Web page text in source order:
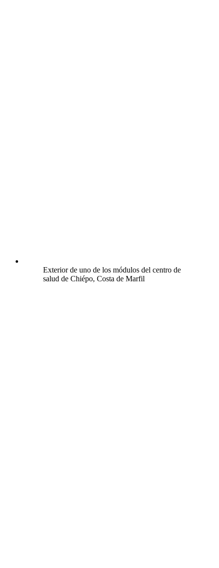
Exterior de uno de los módulos del centro de
salud de Chiépo, Costa de Marfil